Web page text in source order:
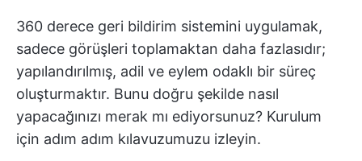
360 derece geri bildirim sistemini uygulamak,
sadece görüşleri toplamaktan daha fazlasıdır;
yapılandırılmış, adil ve eylem odaklı bir süreç
oluşturmaktır. Bunu doğru şekilde nasıl
yapacağınızı merak mı ediyorsunuz? Kurulum
için adım adım kılavuzumuzu izleyin.